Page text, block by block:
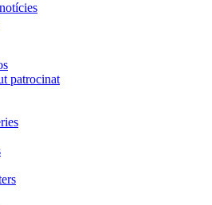
patrocinat